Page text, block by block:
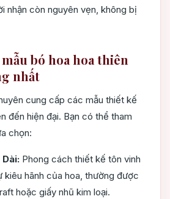
nhận còn nguyên vẹn, không bị
bó hoa hoa thiên
nhất
cung cấp các mẫu thiết kế
đến hiện đại. Bạn có thể tham
chọn:
Phong cách thiết kế tôn vinh
kiêu hãnh của hoa, thường được
hoặc giấy nhũ kim loại.